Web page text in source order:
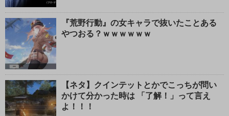
『荒野行動』の女キャラで抜いたことある
やつおる？ｗｗｗｗｗｗ
【ネタ】クインテットとかでこっちが問い
かけて分かった時は 「了解！」って言え
よ！！！